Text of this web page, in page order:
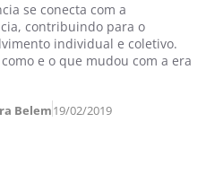
se conecta com a
contribuindo para o
individual e coletivo.
e o que mudou com a era
Belem19/02/2019